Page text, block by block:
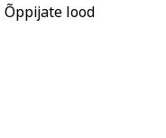
Õppijate lood